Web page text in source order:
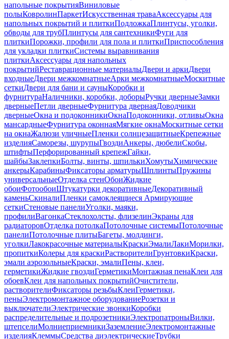
напольные покрытияВиниловые
полыКовролинПаркетИскусственная траваАксессуары для
напольных покрытий и плиткиПодложкаПлинтусы, уголки,
обводы для трубПлинтусы для сантехникиФуги для
плиткиПорожки, профили для пола и плиткиПриспособления
для укладки плиткиСистемы выравнивания
плиткиАксессуары для напольных
покрытийРеставрационные материалыДвери и аркиДвери
входныеДвери межкомнатныеАрки межкомнатныеМоскитные
сеткиДвери для бани и сауныКоробки и
фурнитураНаличники, коробки, доборыРучки дверныеЗамки
дверныеПетли дверныеФурнитура двернаяДоводчики
дверныеОкна и подоконникиОкнаПодоконники, отливыОкна
мансардныеФурнитура оконнаяМягкие окнаМоскитные сетки
на окнаЖалюзи уличныеПленки солнцезащитныеКрепежные
изделияСаморезы, шурупыГвоздиАнкеры, дюбелиСкобы,
штифтыПерфорированный крепежГайки,
шайбыЗаклепкиБолты, винты, шпилькиХомутыХимические
анкерыКарабиныФиксаторы арматурыШплинтыПружины
универсальныеОтделка стенОбоиЖидкие
обоиФотообоиШтукатурки декоративныеДекоративный
каменьСкиналиПленки самоклеящиеся Армирующие
сеткиСтеновые панелиУголки, маяки,
профилиВагонкаСтеклохолсты, флизелинЭкраны для
радиаторовОтделка потолкаПотолочные системыПотолочные
панелиПотолочные плитыБагеты, молдинги,
уголкиЛакокрасочные материалыКраскиЭмалиЛакиМорилки,
пропиткиКолеры для краскиРастворителиГрунтовкиКраски,
эмали аэрозольныеКраски, эмалиПены, клеи,
герметикиЖидкие гвоздиГерметикиМонтажная пенаКлеи для
обоевКлеи для напольных покрытийОчистители,
растворителиФиксаторы резьбыКлеиГерметики,
пеныЭлектромонтажное оборудованиеРозетки и
выключателиЭлектрические звонкиКоробки
распределительные и подрозетникиЭлектропатроныВилки,
штепселиМолниеприемникиЗаземлениеЭлектромонтажные
изделияКлеммыСредства диэлектрическиеТрубки